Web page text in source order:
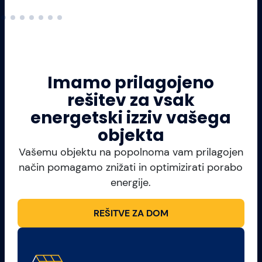
Imamo prilagojeno
rešitev za vsak
energetski izziv vašega
objekta
Vašemu objektu na popolnoma vam prilagojen
način pomagamo znižati in optimizirati porabo
energije.
REŠITVE ZA DOM